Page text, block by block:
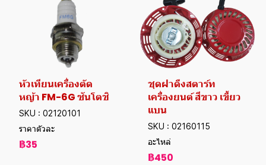
หัวเทียนเครื่องตัด
หญ้า FM-6G ซันโตชิ
SKU : 02120101
ราคาตัวละ
฿35
ชุดฝาดึงสตาร์ท
เครื่องยนต์ สีขาว เขี้ยว
แบน
SKU : 02160115
อะไหล่
฿450